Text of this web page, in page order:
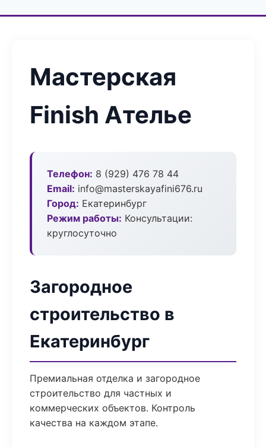
Мастерская
Finish Ателье
Телефон: 8 (929) 476 78 44
Email: info@masterskayafini676.ru
Город: Екатеринбург
Режим работы: Консультации:
круглосуточно
Загородное
строительство в
Екатеринбург
Премиальная отделка и загородное
строительство для частных и
коммерческих объектов. Контроль
качества на каждом этапе.